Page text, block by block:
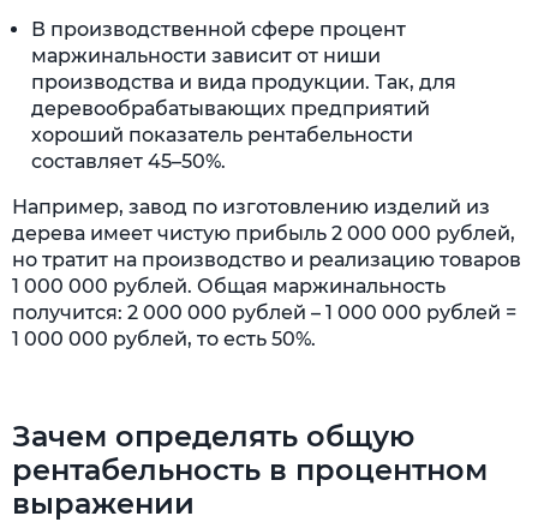
В производственной сфере процент
маржинальности зависит от ниши
производства и вида продукции. Так, для
деревообрабатывающих предприятий
хороший показатель рентабельности
составляет 45–50%.
Например, завод по изготовлению изделий из
дерева имеет чистую прибыль 2 000 000 рублей,
но тратит на производство и реализацию товаров
1 000 000 рублей. Общая маржинальность
получится: 2 000 000 рублей – 1 000 000 рублей =
1 000 000 рублей, то есть 50%.
Зачем определять общую
рентабельность в процентном
выражении